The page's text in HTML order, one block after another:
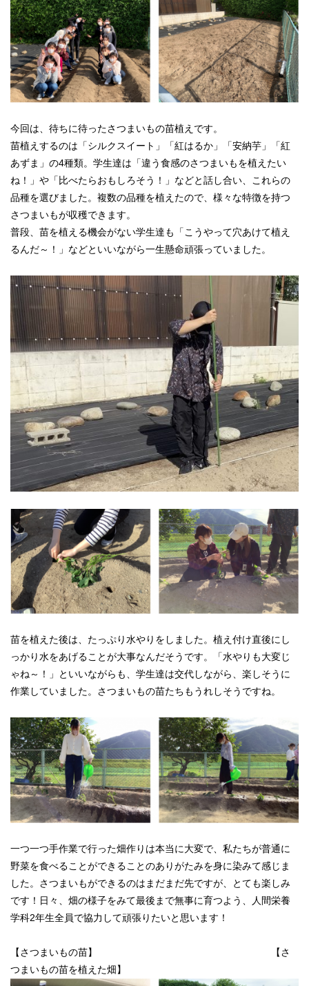
今回は、待ちに待ったさつまいもの苗植えです。
苗植えするのは「シルクスイート」「紅はるか」「安納芋」「紅
あずま」の4種類。学生達は「違う食感のさつまいもを植えたい
ね！」や「比べたらおもしろそう！」などと話し合い、これらの
品種を選びました。複数の品種を植えたので、様々な特徴を持つ
さつまいもが収穫できます。
普段、苗を植える機会がない学生達も「こうやって穴あけて植え
るんだ～！」などといいながら一生懸命頑張っていました。
苗を植えた後は、たっぷり水やりをしました。植え付け直後にし
っかり水をあげることが大事なんだそうです。「水やりも大変じ
ゃね～！」といいながらも、学生達は交代しながら、楽しそうに
作業していました。さつまいもの苗たちもうれしそうですね。
一つ一つ手作業で行った畑作りは本当に大変で、私たちが普通に
野菜を食べることができることのありがたみを身に染みて感じま
した。さつまいもができるのはまだまだ先ですが、とても楽しみ
です！日々、畑の様子をみて最後まで無事に育つよう、人間栄養
学科2年生全員で協力して頑張りたいと思います！
【さつまいもの苗】 【さ
つまいもの苗を植えた畑】